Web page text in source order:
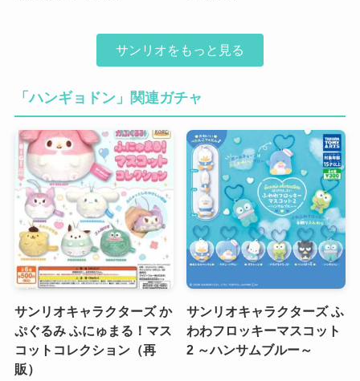
サンリオをもっと見る
「ハンギョドン」関連ガチャ
サンリオキャラクターズ か
ぷぐるみ ふにゅまる！マス
コットコレクション（再
販）
サンリオキャラクターズ ふ
わわフロッキーマスコット
2 ～ハンサムブルー～